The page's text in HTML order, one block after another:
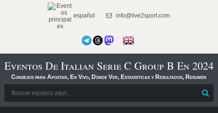
español info@live2sport.com
Eventos De Italian Serie C Group B En 2024
Consejos para Apostar, En Vivo, Dónde Ver, Estadísticas y Resultados, Resumen